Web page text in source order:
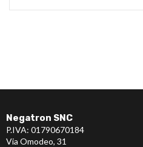
Negatron SNC
P.IVA: 01790670184
Via Omodeo, 31